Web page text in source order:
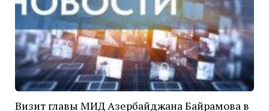
Визит главы МИД Азербайджана Байрамова в